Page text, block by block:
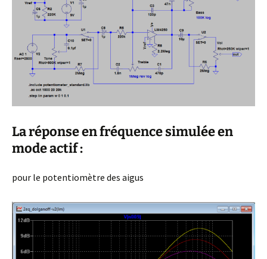
La réponse en fréquence simulée en
mode actif :
pour le potentiomètre des aigus